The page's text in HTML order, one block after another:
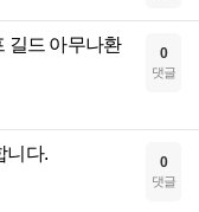
길드 아무나환
0
댓글
니다. 0
댓글